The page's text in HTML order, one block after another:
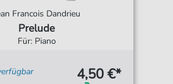
Francois Dandrieu
Prelude
Für: Piano
4,50 €*